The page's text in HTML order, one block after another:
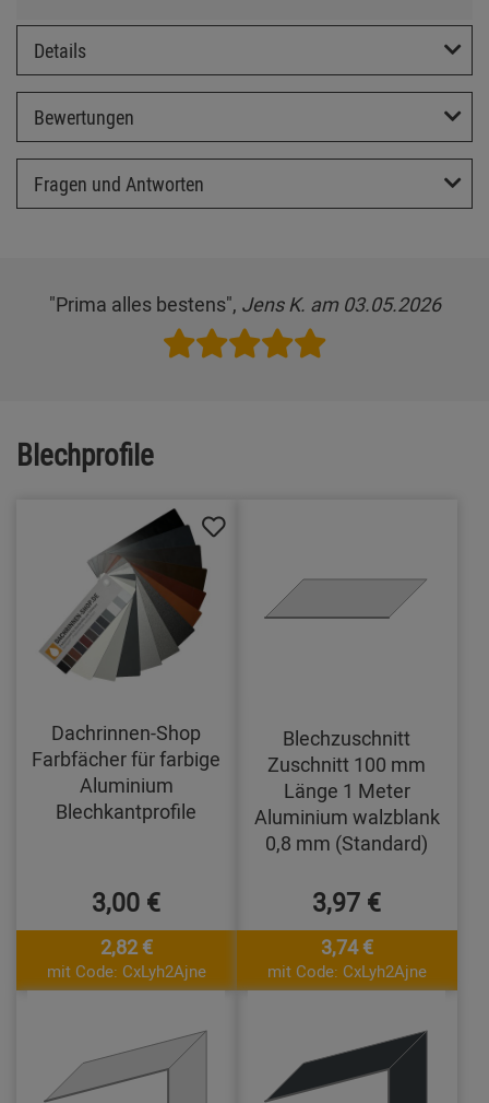
Details
Bewertungen
Fragen und Antworten
"Prima alles bestens", Jens K. am 03.05.2026
Blechprofile
Dachrinnen-Shop
Farbfächer für farbige
Aluminium
Blechkantprofile
3,00 €
2,82 €
mit Code: CxLyh2Ajne
Blechzuschnitt
Zuschnitt 100 mm
Länge 1 Meter
Aluminium walzblank
0,8 mm (Standard)
3,97 €
3,74 €
mit Code: CxLyh2Ajne